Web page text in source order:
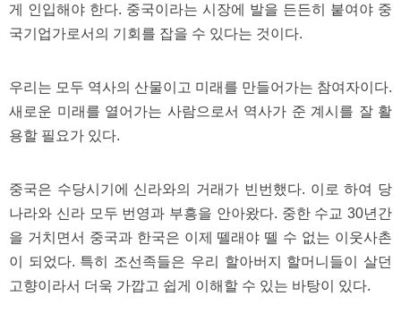
게 인입해야 한다. 중국이라는 시장에 발을 든든히 붙여야 중
국기업가로서의 기회를 잡을 수 있다는 것이다.
우리는 모두 역사의 산물이고 미래를 만들어가는 참여자이다.
새로운 미래를 열어가는 사람으로서 역사가 준 계시를 잘 활
용할 필요가 있다.
중국은 수당시기에 신라와의 거래가 빈번했다. 이로 하여 당
나라와 신라 모두 번영과 부흥을 안아왔다. 중한 수교 30년간
을 거치면서 중국과 한국은 이제 뗄래야 뗄 수 없는 이웃사촌
이 되었다. 특히 조선족들은 우리 할아버지 할머니들이 살던
고향이라서 더욱 가깝고 쉽게 이해할 수 있는 바탕이 있다.